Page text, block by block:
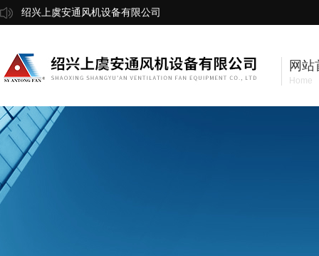
绍兴上虞安通风机设备有限公司
网站
Home